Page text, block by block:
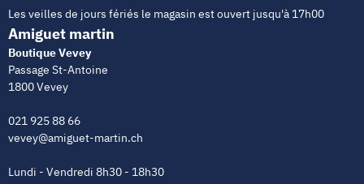
Les veilles de jours fériés le magasin est ouvert jusqu'à 17h00
Amiguet martin
Boutique Vevey
Passage St-Antoine
1800 Vevey
021 925 88 66
vevey@amiguet-martin.ch
Lundi - Vendredi 8h30 - 18h30